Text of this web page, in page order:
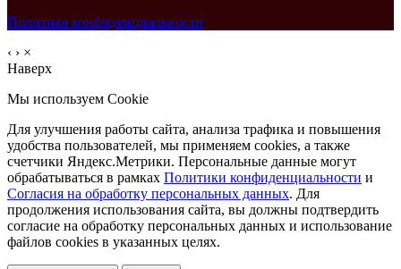
Политика конфиденциальности
‹ › ×
Наверх
Мы используем Cookie
Для улучшения работы сайта, анализа трафика и повышения
удобства пользователей, мы применяем cookies, а также
счетчики Яндекс.Метрики. Персональные данные могут
обрабатываться в рамках Политики конфиденциальности и
Согласия на обработку персональных данных. Для
продолжения использования сайта, вы должны подтвердить
согласие на обработку персональных данных и использование
файлов cookies в указанных целях.